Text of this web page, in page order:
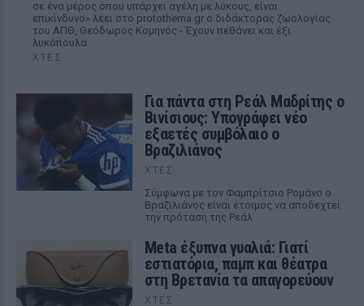
σε ένα μέρος όπου υπάρχει αγέλη με λύκους, είναι
επικίνδυνο» λέει στο protothema.gr ο διδάκτορας ζωολογίας
του ΑΠΘ, Θεόδωρος Κομηνός - Έχουν πεθάνει και έξι
λυκόπουλα
ΧΤΕΣ
Για πάντα στη Ρεάλ Μαδρίτης ο
Βινίσιους: Υπογράφει νέο
εξαετές συμβόλαιο ο
Βραζιλιάνος
ΧΤΕΣ
Σύμφωνα με τον Φαμπρίτσιο Ρομάνο ο
Βραζιλιάνος είναι έτοιμος να αποδεχτεί
την πρόταση της Ρεάλ
Meta έξυπνα γυαλιά: Γιατί
εστιατόρια, παμπ και θέατρα
στη Βρετανία τα απαγορεύουν
ΧΤΕΣ